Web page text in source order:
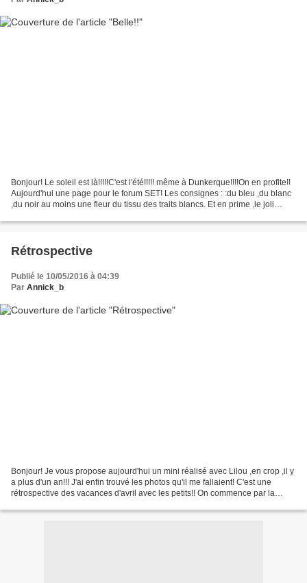
Bonjour! Le soleil est là!!!!!C'est l'été!!!!! même à Dunkerque!!!!On en profite!!
Aujourd'hui une page pour le forum SET! Les consignes : :du bleu ,du blanc
,du noir au moins une fleur du tissu des traits blancs. Et en prime ,le joli
Rétrospective
Publié le 10/05/2016 à 04:39
Par Annick_b
Bonjour! Je vous propose aujourd'hui un mini réalisé avec Lilou ,en crop ,il y
a plus d'un an!!! J'ai enfin trouvé les photos qu'il me fallaient! C'est une
rétrospective des vacances d'avril avec les petits!! On commence par la